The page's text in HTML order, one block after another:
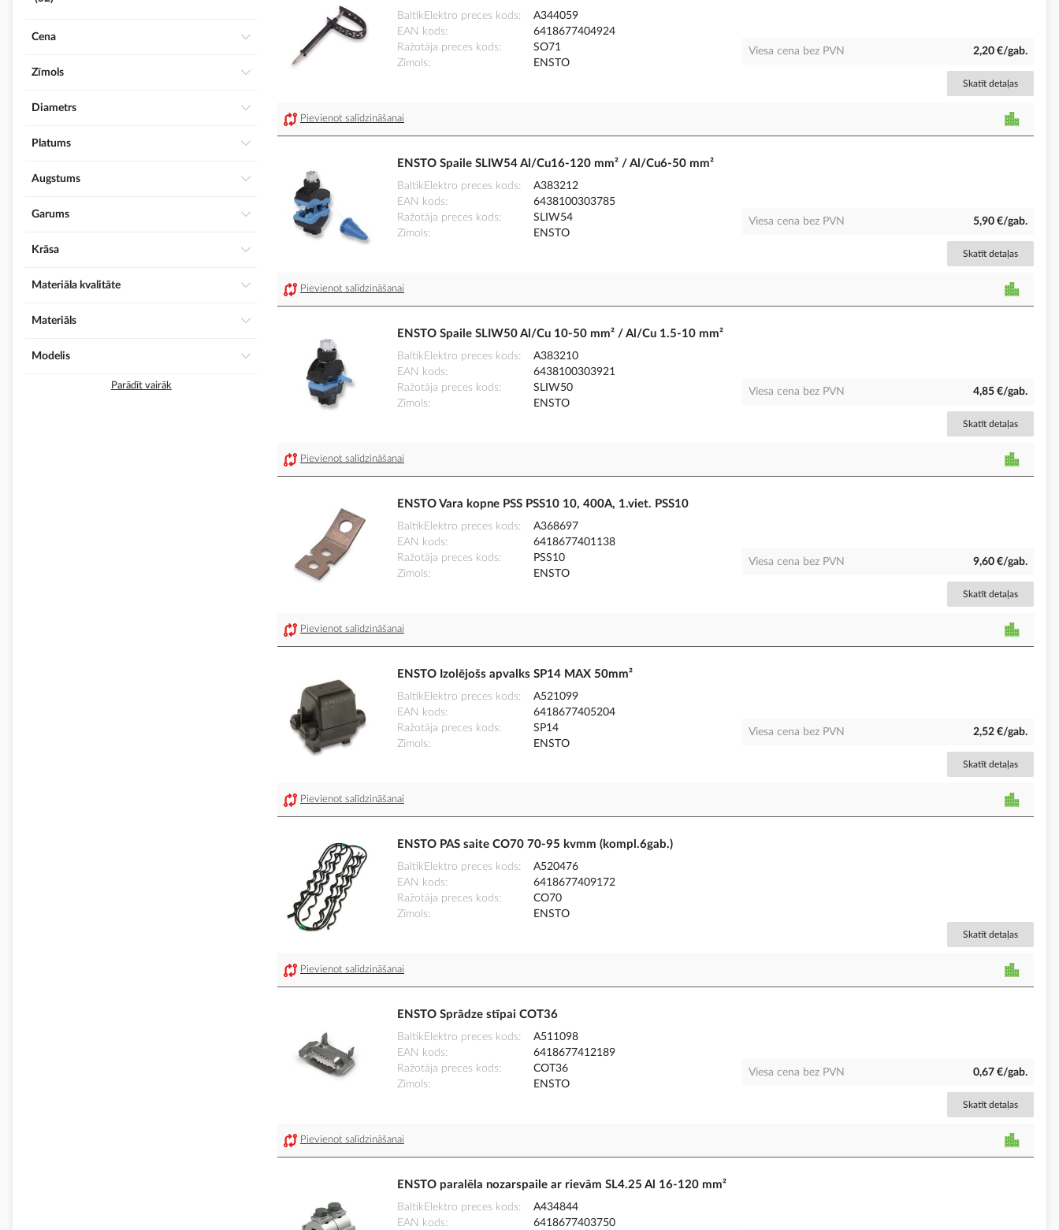
BaltikElektro preces kods
A344059
EAN kods
6418677404924
Ražotāja preces kods
SO71
Zīmols
ENSTO
Viesa cena bez PVN 2,20 €/gab.
Skatīt detaļas
Pievienot salīdzināšanai
ENSTO Spaile SLIW54 Al/Cu16-120 mm² / Al/Cu6-50 mm²
BaltikElektro preces kods
A383212
EAN kods
6438100303785
Ražotāja preces kods
SLIW54
Zīmols
ENSTO
Viesa cena bez PVN 5,90 €/gab.
Skatīt detaļas
Pievienot salīdzināšanai
ENSTO Spaile SLIW50 Al/Cu 10-50 mm² / Al/Cu 1.5-10 mm²
BaltikElektro preces kods
A383210
EAN kods
6438100303921
Ražotāja preces kods
SLIW50
Zīmols
ENSTO
Viesa cena bez PVN 4,85 €/gab.
Skatīt detaļas
Pievienot salīdzināšanai
ENSTO Vara kopne PSS PSS10 10, 400A, 1.viet. PSS10
BaltikElektro preces kods
A368697
EAN kods
6418677401138
Ražotāja preces kods
PSS10
Zīmols
ENSTO
Viesa cena bez PVN 9,60 €/gab.
Skatīt detaļas
Pievienot salīdzināšanai
ENSTO Izolējošs apvalks SP14 MAX 50mm²
BaltikElektro preces kods
A521099
EAN kods
6418677405204
Ražotāja preces kods
SP14
Zīmols
ENSTO
Viesa cena bez PVN 2,52 €/gab.
Skatīt detaļas
Pievienot salīdzināšanai
ENSTO PAS saite CO70 70-95 kvmm (kompl.6gab.)
BaltikElektro preces kods
A520476
EAN kods
6418677409172
Ražotāja preces kods
CO70
Zīmols
ENSTO
Skatīt detaļas
Pievienot salīdzināšanai
ENSTO Sprādze stīpai COT36
BaltikElektro preces kods
A511098
EAN kods
6418677412189
Ražotāja preces kods
COT36
Zīmols
ENSTO
Viesa cena bez PVN 0,67 €/gab.
Skatīt detaļas
Pievienot salīdzināšanai
ENSTO paralēla nozarspaile ar rievām SL4.25 Al 16-120 mm²
BaltikElektro preces kods
A434844
EAN kods
6418677403750
Cena
Zīmols
Diametrs
Platums
Augstums
Garums
Krāsa
Materiāla kvalitāte
Materiāls
Modelis
Parādīt vairāk